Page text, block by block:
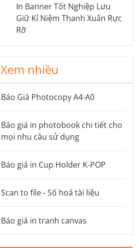
In Banner Tốt Nghiệp Lưu
Giữ Kỉ Niệm Thanh Xuân Rực
Rỡ
Xem nhiều
Báo Giá Photocopy A4-A0
Báo giá in photobook chi tiết cho
mọi nhu cầu sử dụng
Báo giá in Cup Holder K-POP
Scan to file - Số hoá tài liệu
Báo giá in tranh canvas